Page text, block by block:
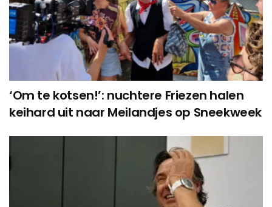
‘Om te kotsen!’: nuchtere Friezen halen
keihard uit naar Meilandjes op Sneekweek